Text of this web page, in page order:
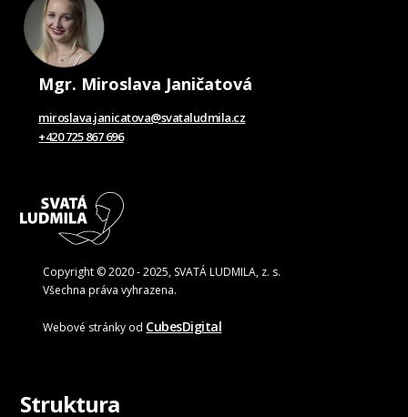
Mgr. Miroslava Janičatová
miroslava.janicatova@svataludmila.cz
+420 725 867 696
Copyright © 2020 - 2025, SVATÁ LUDMILA, z. s.
Všechna práva vyhrazena.
Webové stránky od CubesDigital
Struktura